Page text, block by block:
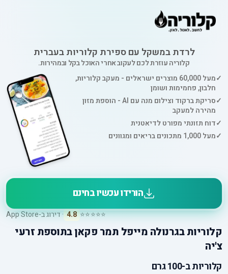
לרדת במשקל עם ספירת קלוריות בעברית
קלוריה עוזרת לכם לעקוב אחרי האוכל בקל ובמהירות.
✓
מעל 60,000 מוצרים ישראלים - מעקב קלוריות,
חלבון, פחמימות ושומן
✓
סריקת ברקוד וצילום מנה עם AI - הוספת מזון
מהירה למעקב
✓דוח תזונתי מפורט לדיאטנית
✓מעל 1,000 מתכונים בריאים ומגוונים
הורידו עכשיו בחינם
⭐⭐⭐⭐⭐
4.8 · דירוג ב-App Store
קלוריותבגרנולה מייפל תמר פקאן בתוספת זרעי
צ'יה
קלוריותב-100 גרם